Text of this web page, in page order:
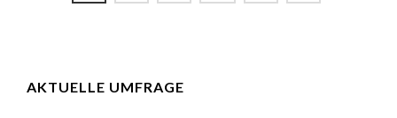
AKTUELLE UMFRAGE